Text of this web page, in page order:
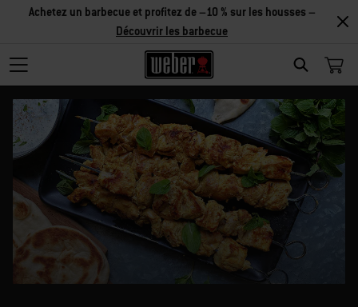
SEARCH
Achetez un barbecue et profitez de –10 % sur les housses –
Découvrir les barbecue